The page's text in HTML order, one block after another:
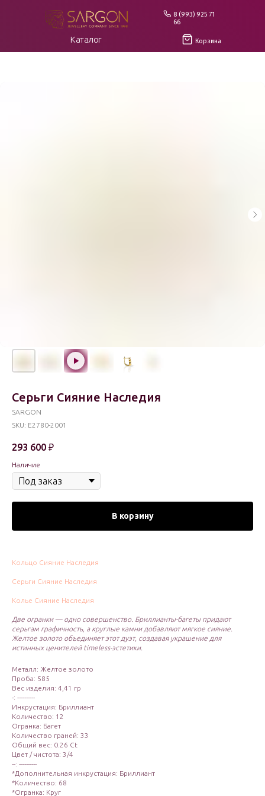
8 (993) 925 71
66
Корзина
Каталог
Серьги Сияние Наследия
SARGON
SKU: E2780-2001
293 600 ₽
Наличие
В корзину
Кольцо Сияние Наследия
Серьги Сияние Наследия
Колье Сияние Наследия
Две огранки — одно совершенство. Бриллианты-багеты придают
серьгам графичность, а круглые камни добавляют мягкое сияние.
Желтое золото объединяет этот дуэт, создавая украшение для
истинных ценителей timeless-эстетики.
Металл: Желтое золото
Проба: 585
Вес изделия: 4,41 гр
-: ----------
Инкрустация: Бриллиант
Количество: 12
Огранка: Багет
Количество граней: 33
Общий вес: 0.26 Ct
Цвет / чистота: 3/4
--: ----------
*Дополнительная инкрустация: Бриллиант
*Количество: 68
*Огранка: Круг